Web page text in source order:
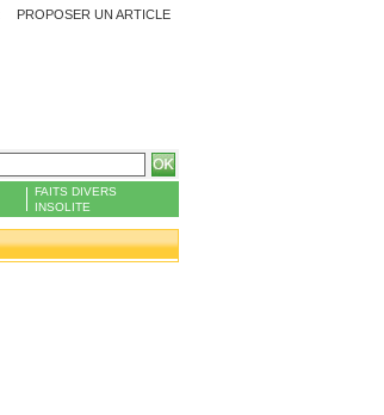
PROPOSER UN ARTICLE
FAITS DIVERS
INSOLITE